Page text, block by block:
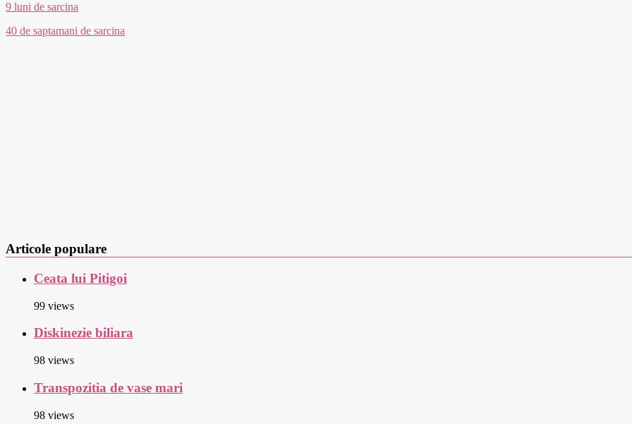
9 luni de sarcina
40 de saptamani de sarcina
Articole populare
Ceata lui Pitigoi
99 views
Diskinezie biliara
98 views
Transpozitia de vase mari
98 views